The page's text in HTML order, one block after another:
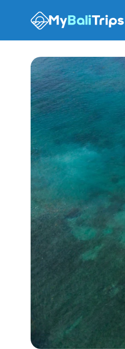
Опции тураЧто